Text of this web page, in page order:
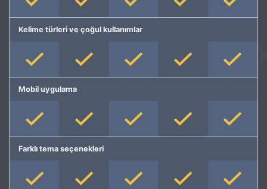
Kelime türleri ve çoğul kullanımlar
Mobil uygulama
Farklı tema seçenekleri